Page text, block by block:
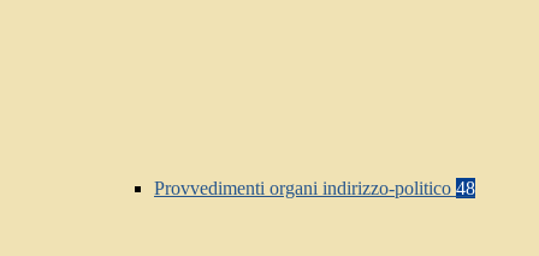
Provvedimenti organi indirizzo-politico 48